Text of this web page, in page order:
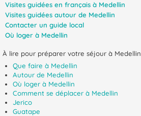
Visites guidées en français à Medellin
Visites guidées autour de Medellin
Contacter un guide local
Où loger à Medellin
À lire pour préparer votre séjour à Medellin
Que faire à Medellin
Autour de Medellin
Où loger à Medellin
Comment se déplacer à Medellin
Jerico
Guatape